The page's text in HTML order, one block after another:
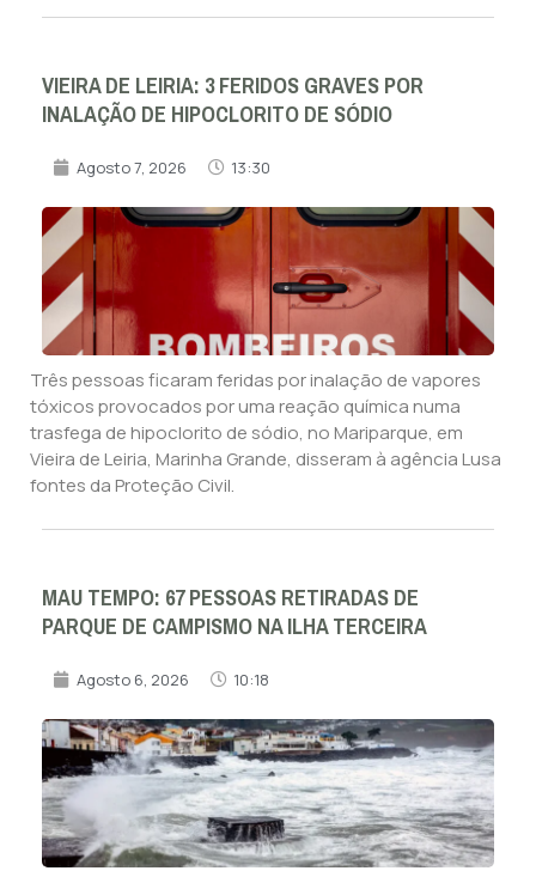
VIEIRA DE LEIRIA: 3 FERIDOS GRAVES POR
INALAÇÃO DE HIPOCLORITO DE SÓDIO
Agosto 7, 2026 13:30
Três pessoas ficaram feridas por inalação de vapores
tóxicos provocados por uma reação química numa
trasfega de hipoclorito de sódio, no Mariparque, em
Vieira de Leiria, Marinha Grande, disseram à agência Lusa
fontes da Proteção Civil.
MAU TEMPO: 67 PESSOAS RETIRADAS DE
PARQUE DE CAMPISMO NA ILHA TERCEIRA
Agosto 6, 2026 10:18